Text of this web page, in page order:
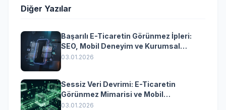
Diğer Yazılar
Başarılı E-Ticaretin Görünmez İpleri:
SEO, Mobil Deneyim ve Kurumsal
Yazılımın Kazandıran Senkronizasyonu
03.01.2026
Sessiz Veri Devrimi: E-Ticaretin
Görünmez Mimarisi ve Mobil
Dönüşümün Kurumsal Anahtarı
03.01.2026